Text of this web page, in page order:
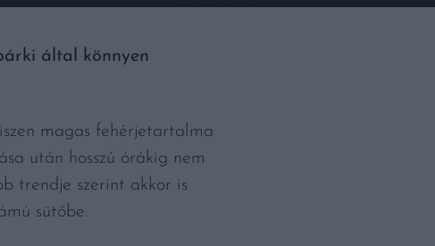
által könnyen
magas fehérjetartalma
után hosszú órákig nem
trendje szerint akkor is
sütőbe.